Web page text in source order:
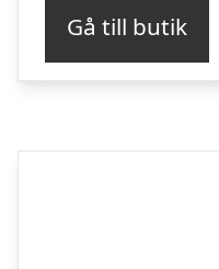
Gå till butik